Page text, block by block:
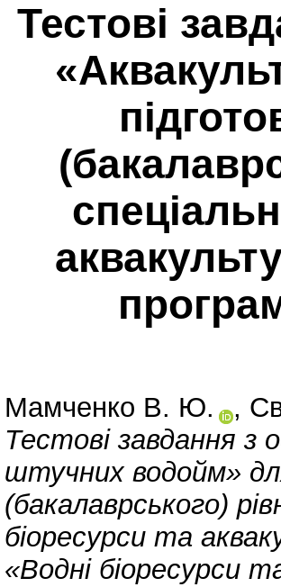
Тестові
Мамченко В. Ю. ,
Тестові завдання з
штучних водойм»
(бакалаврського)
біоресурси та
«Водні біоресурси